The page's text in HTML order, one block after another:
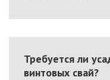
Требуется ли
винтовых свай?